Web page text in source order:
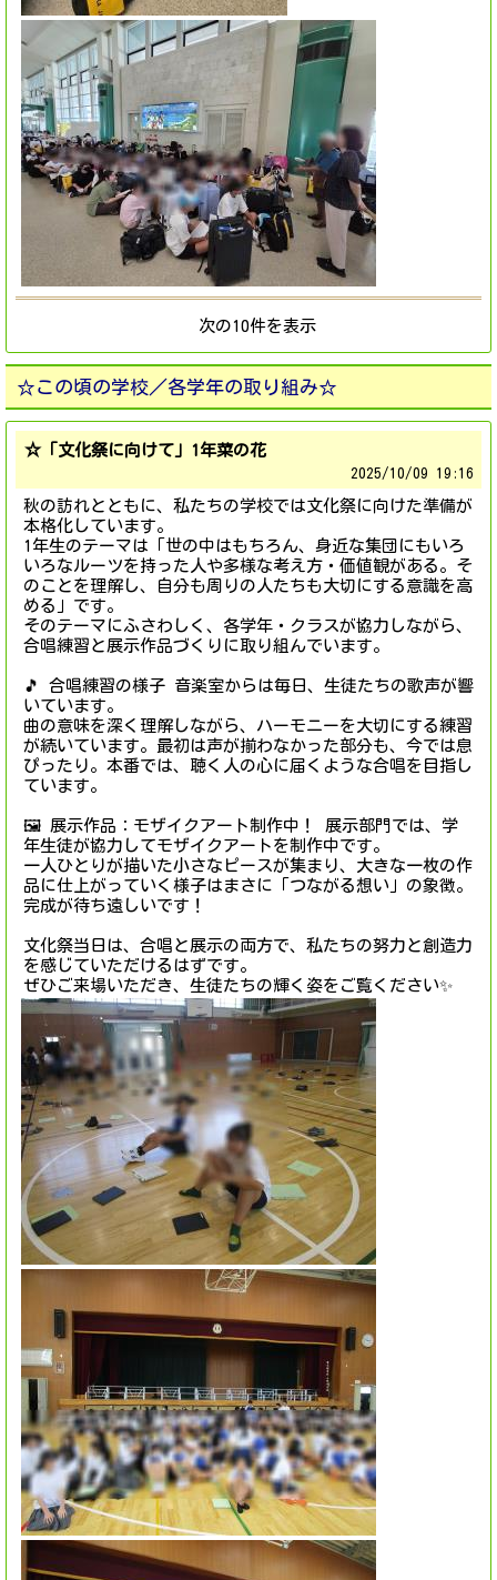
次の10件を表示
☆この頃の学校／各学年の取り組み☆
☆「文化祭に向けて」1年菜の花
2025/10/09 19:16
秋の訪れとともに、私たちの学校では文化祭に向けた準備が
本格化しています。
1年生のテーマは「世の中はもちろん、身近な集団にもいろ
いろなルーツを持った人や多様な考え方・価値観がある。そ
のことを理解し、自分も周りの人たちも大切にする意識を高
める」です。
そのテーマにふさわしく、各学年・クラスが協力しながら、
合唱練習と展示作品づくりに取り組んでいます。
🎵 合唱練習の様子 音楽室からは毎日、生徒たちの歌声が響
いています。
曲の意味を深く理解しながら、ハーモニーを大切にする練習
が続いています。最初は声が揃わなかった部分も、今では息
ぴったり。本番では、聴く人の心に届くような合唱を目指し
ています。
🖼️ 展示作品：モザイクアート制作中！ 展示部門では、学
年生徒が協力してモザイクアートを制作中です。
一人ひとりが描いた小さなピースが集まり、大きな一枚の作
品に仕上がっていく様子はまさに「つながる想い」の象徴。
完成が待ち遠しいです！
文化祭当日は、合唱と展示の両方で、私たちの努力と創造力
を感じていただけるはずです。
ぜひご来場いただき、生徒たちの輝く姿をご覧ください✨